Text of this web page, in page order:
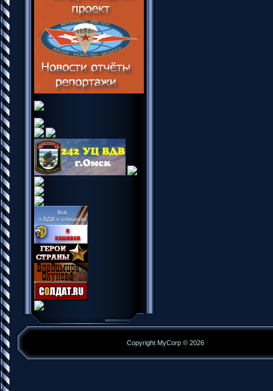
Copyright MyCorp © 2026